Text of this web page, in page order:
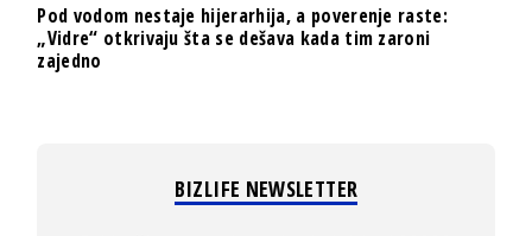
Pod vodom nestaje hijerarhija, a poverenje raste:
„Vidre“ otkrivaju šta se dešava kada tim zaroni
zajedno
BIZLIFE NEWSLETTER